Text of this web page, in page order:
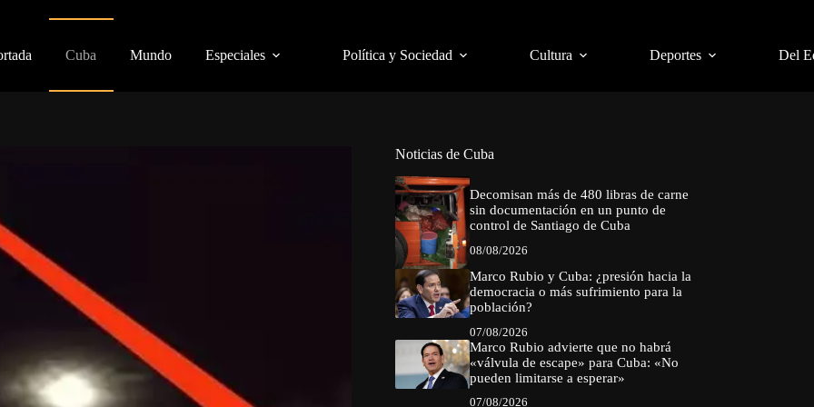
Cuba Mundo Especiales Política y Sociedad Cultura Deportes Del
Noticias de Cuba
Decomisan más de 480 libras de carne
sin documentación en un punto de
control de Santiago de Cuba
08/08/2026
Marco Rubio y Cuba: ¿presión hacia la
democracia o más sufrimiento para la
población?
07/08/2026
Marco Rubio advierte que no habrá
«válvula de escape» para Cuba: «No
pueden limitarse a esperar»
07/08/2026